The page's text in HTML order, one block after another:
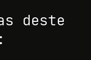
deste